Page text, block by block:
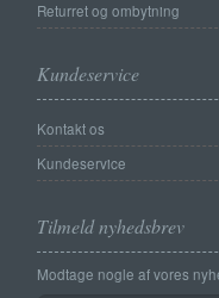
Returret og ombytning
Kundeservice
Kontakt os
Kundeservice
Tilmeld nyhedsbrev
Modtage nogle af vores